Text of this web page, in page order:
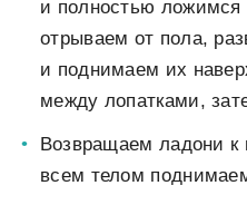
и полностью
отрываем от пола,
и поднимаем их
между лопатками,
Возвращаем ладони к
всем телом